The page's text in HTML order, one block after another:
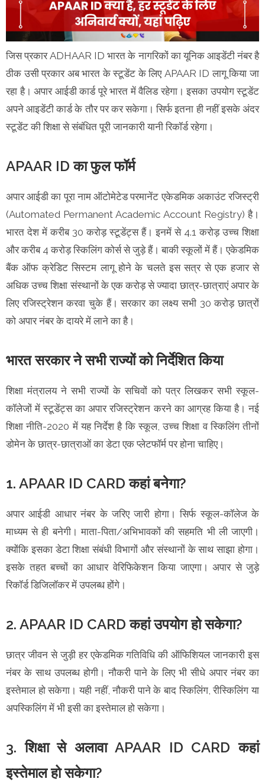
जिस प्रकार ADHAAR ID भारत के नागरिकों का यूनिक आइडेंटी नंबर है
ठीक उसी प्रकार अब भारत के स्टूडेंट के लिए APAAR ID लागू किया जा
रहा है। अपार आईडी कार्ड पूरे भारत में वैलिड रहेगा। इसका उपयोग स्टूडेंट
अपने आइडेंटी कार्ड के तौर पर कर सकेगा। सिर्फ इतना ही नहीं इसके अंदर
स्टूडेंट की शिक्षा से संबंधित पूरी जानकारी यानी रिकॉर्ड रहेगा।
APAAR ID का फुल फॉर्म
अपार आईडी का पूरा नाम ऑटोमेटेड परमानेंट एकेडमिक अकाउंट रजिस्ट्री
(Automated Permanent Academic Account Registry) है।
भारत देश में करीब 30 करोड़ स्टूडेंट्स हैं। इनमें से 4.1 करोड़ उच्च शिक्षा
और करीब 4 करोड़ स्किलिंग कोर्स से जुड़े हैं। बाकी स्कूलों में हैं। एकेडमिक
बैंक ऑफ क्रेडिट सिस्टम लागू होने के चलते इस सत्र से एक हजार से
अधिक उच्च शिक्षा संस्थानों के एक करोड़ से ज्यादा छात्र-छात्राएं अपार के
लिए रजिस्ट्रेशन करवा चुके हैं। सरकार का लक्ष्य सभी 30 करोड़ छात्रों
को अपार नंबर के दायरे में लाने का है।
भारत सरकार ने सभी राज्यों को निर्देशित किया
शिक्षा मंत्रालय ने सभी राज्यों के सचिवों को पत्र लिखकर सभी स्कूल-
कॉलेजों में स्टूडेंट्स का अपार रजिस्ट्रेशन करने का आग्रह किया है। नई
शिक्षा नीति-2020 में यह निर्देश है कि स्कूल, उच्च शिक्षा व स्किलिंग तीनों
डोमेन के छात्र-छात्राओं का डेटा एक प्लेटफॉर्म पर होना चाहिए।
1. APAAR ID CARD कहां बनेगा?
अपार आईडी आधार नंबर के जरिए जारी होगा। सिर्फ स्कूल-कॉलेज के
माध्यम से ही बनेगी। माता-पिता/अभिभावकों की सहमति भी ली जाएगी।
क्योंकि इसका डेटा शिक्षा संबंधी विभागों और संस्थानों के साथ साझा होगा।
इसके तहत बच्चों का आधार वेरिफिकेशन किया जाएगा। अपार से जुड़े
रिकॉर्ड डिजिलॉकर में उपलब्ध होंगे।
2. APAAR ID CARD कहां उपयोग हो सकेगा?
छात्र जीवन से जुड़ी हर एकेडमिक गतिविधि की ऑफिशियल जानकारी इस
नंबर के साथ उपलब्ध होगी। नौकरी पाने के लिए भी सीधे अपार नंबर का
इस्तेमाल हो सकेगा। यही नहीं, नौकरी पाने के बाद स्किलिंग, रीस्किलिंग या
अपस्किलिंग में भी इसी का इस्तेमाल हो सकेगा।
3. शिक्षा से अलावा APAAR ID CARD कहां
इस्तेमाल हो सकेगा?